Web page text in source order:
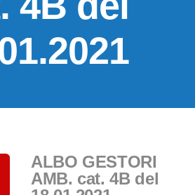
ALBO GESTORI
AMB. cat. 4B del